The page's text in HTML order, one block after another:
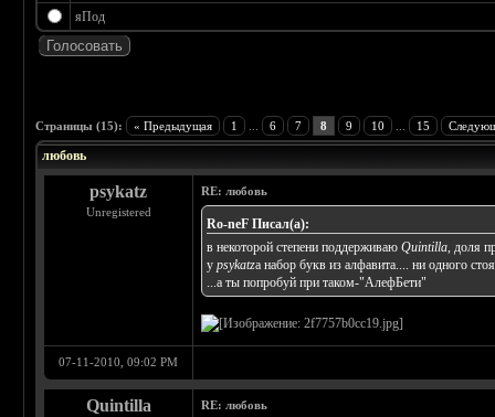
яПод
Страницы (15): « Предыдущая 1 6 7 8 9 10 15
любовь
psykatz
Unregistered
RE: любовь
Ro-neF Писал(а):
в некоторой степени поддерживаюQuintilla, доля
уpsykatzа набор букв из алфавита.... ни одного
...а ты попробуй при таком-"АлефБети"
07-11-2010, 09:02 PM
Quintilla RE: любовь